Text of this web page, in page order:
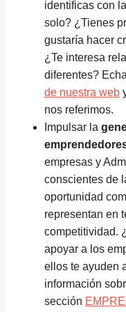
identificas con
solo? ¿Tienes
gustaría hacer
¿Te interesa
diferentes?
de nuestra web
nos referimos.
Impulsar la
empresas y
conscientes de
oportunidad
representan en
competitividad.
apoyar a los
ellos te ayuden
información
sección